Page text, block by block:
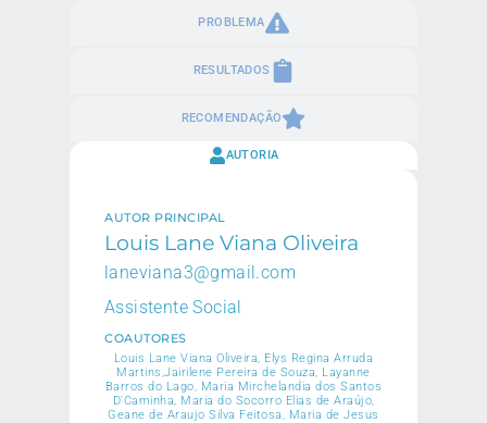
PROBLEMA
RESULTADOS
RECOMENDAÇÃO
AUTORIA
AUTOR PRINCIPAL
Louis Lane Viana Oliveira
laneviana3@gmail.com
Assistente Social
COAUTORES
Louis Lane Viana Oliveira, Elys Regina Arruda
Martins,Jairilene Pereira de Souza, Layanne
Barros do Lago, Maria Mirchelandia dos Santos
D'Caminha, Maria do Socorro Elias de Araújo,
Geane de Araujo Silva Feitosa, Maria de Jesus